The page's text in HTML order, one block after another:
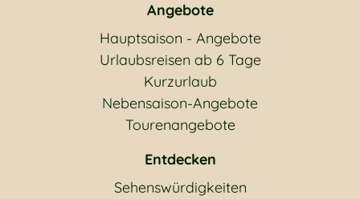
Angebote
Hauptsaison - Angebote
Urlaubsreisen ab 6 Tage
Kurzurlaub
Nebensaison-Angebote
Tourenangebote
Entdecken
Sehenswürdigkeiten